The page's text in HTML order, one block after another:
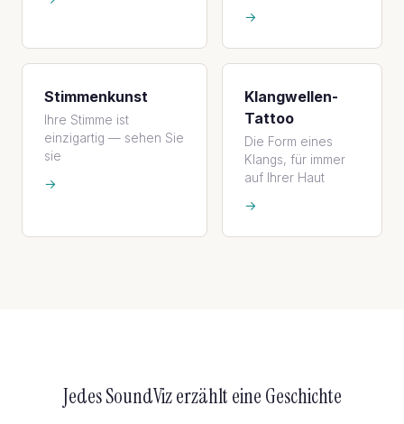
→
Stimmenkunst
Ihre Stimme ist
einzigartig — sehen Sie
sie
→
Klangwellen-
Tattoo
Die Form eines
Klangs, für immer
auf Ihrer Haut
→
Jedes SoundViz erzählt eine Geschichte